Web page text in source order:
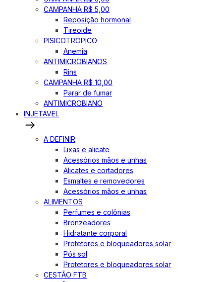
CAMPANHA R$ 5,00
Reposição hormonal
Tireoide
PISICOTROPICO
Anemia
ANTIMICROBIANOS
Rins
CAMPANHA R$ 10,00
Parar de fumar
ANTIMICROBIANO
INJETAVEL
A DEFINIR
Lixas e alicate
Acessórios mãos e unhas
Alicates e cortadores
Esmaltes e removedores
Acessórios mãos e unhas
ALIMENTOS
Perfumes e colônias
Bronzeadores
Hidratante corporal
Protetores e bloqueadores solar
Pós sol
Protetores e bloqueadores solar
CESTÃO FTB